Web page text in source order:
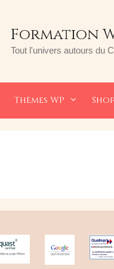
Formation
Tout l'univers autours du
Thèmes WP